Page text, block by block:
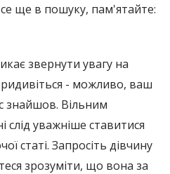
ще в пошуку, пам'ятайте:
звернути увагу на
- можливо, ваш
знайшов. Вільним
уважніше ставитися
статі. Запросіть дівчину
зрозуміти, що вона за